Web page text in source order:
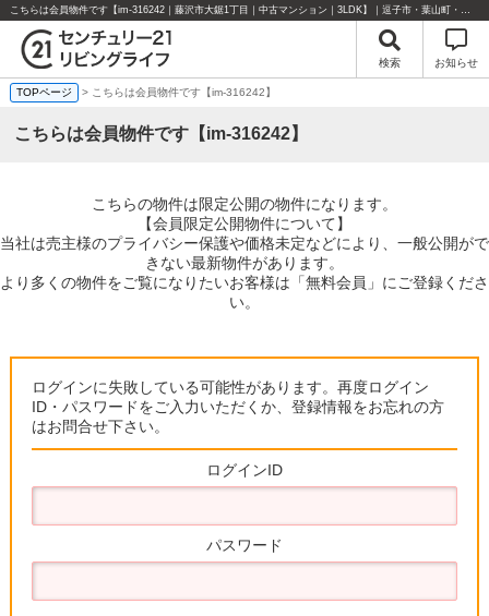
こちらは会員物件です【im-316242｜藤沢市大鋸1丁目｜中古マンション｜3LDK】｜逗子市・葉山町・湘南エリアの不動産のことならセンチュリー21リビングライフにお任せください！
検索 お知らせ
TOPページ > こちらは会員物件です【im-316242】
こちらは会員物件です【im-316242】
こちらの物件は限定公開の物件になります。
【会員限定公開物件について】
当社は売主様のプライバシー保護や価格未定などにより、一般公開がで
きない最新物件があります。
より多くの物件をご覧になりたいお客様は「無料会員」にご登録くださ
い。
ログインに失敗している可能性があります。再度ログイン
ID・パスワードをご入力いただくか、登録情報をお忘れの方
はお問合せ下さい。
ログインID
パスワード